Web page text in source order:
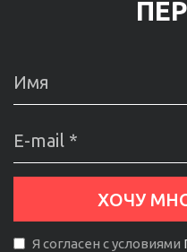
Я согласен с условиями